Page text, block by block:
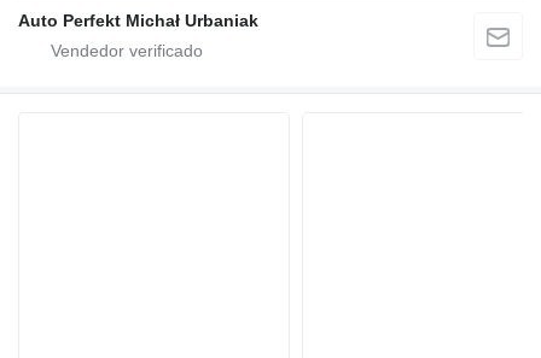
Auto Perfekt Michał Urbaniak